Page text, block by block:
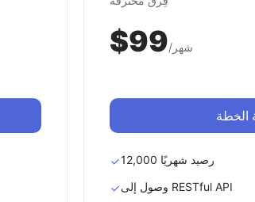
$99 /شهر
الخطة
12,000 رصيد شهريًا
وصول إلى RESTful API